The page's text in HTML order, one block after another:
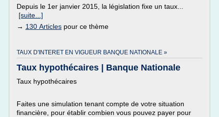
Depuis le 1er janvier 2015, la législation fixe un taux...
[suite...]
→ 130 Articles pour ce thème
TAUX D'INTERET EN VIGUEUR BANQUE NATIONALE »
Taux hypothécaires | Banque Nationale
Taux hypothécaires
Faites une simulation tenant compte de votre situation
financière, pour établir combien vous pouvez payer pour